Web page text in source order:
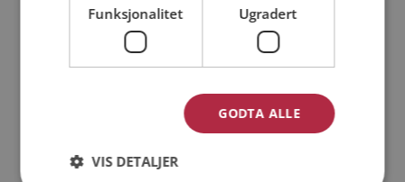
Min alder:
Funksjonalitet Ugradert
GODTA ALLE
VIS DETALJER